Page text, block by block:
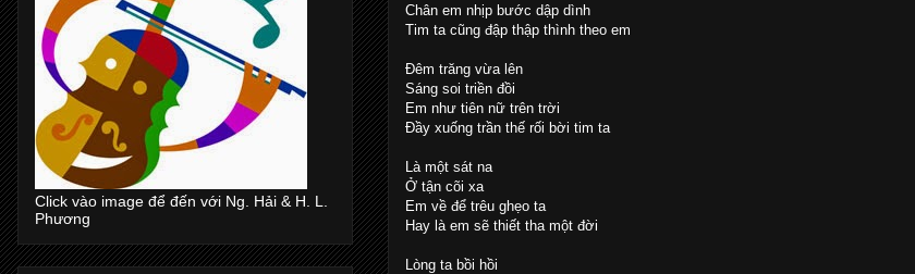
Chân em nhịp bước dập dình
Tim ta cũng đập thập thình theo em
Đêm trăng vừa lên
Sáng soi triền đồi
Em như tiên nữ trên trời
Đầy xuống trần thế rối bời tim ta
Là một sát na
Ở tận cõi xa
Em về để trêu ghẹo ta
Hay là em sẽ thiết tha một đời
Lòng ta bồi hồi
Click vào image để đến với Ng. Hải & H. L.
Phương